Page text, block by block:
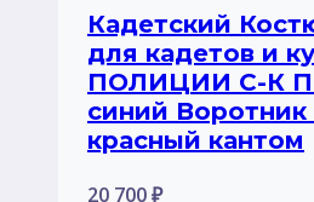
Кадетский
для кадетов и
ПОЛИЦИИ С-К
синий
красный кантом
20 700₽